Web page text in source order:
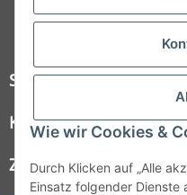
Wie wir Cookies &
Durch Klicken auf „Alle
Einsatz folgender Dienste
Steelboxx
Kundenservice
Zahlungsmöglichkeiten